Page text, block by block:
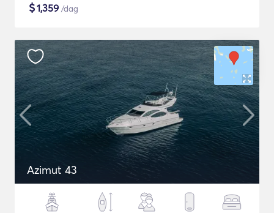
$1,359 /dag
Azimut 43